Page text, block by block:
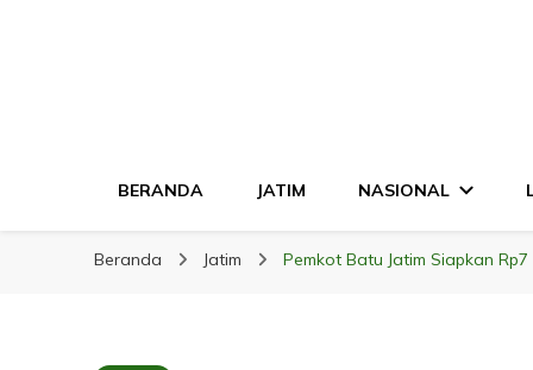
BERANDA JATIM NASIONAL
Beranda Jatim Pemkot Batu Jatim Siapkan